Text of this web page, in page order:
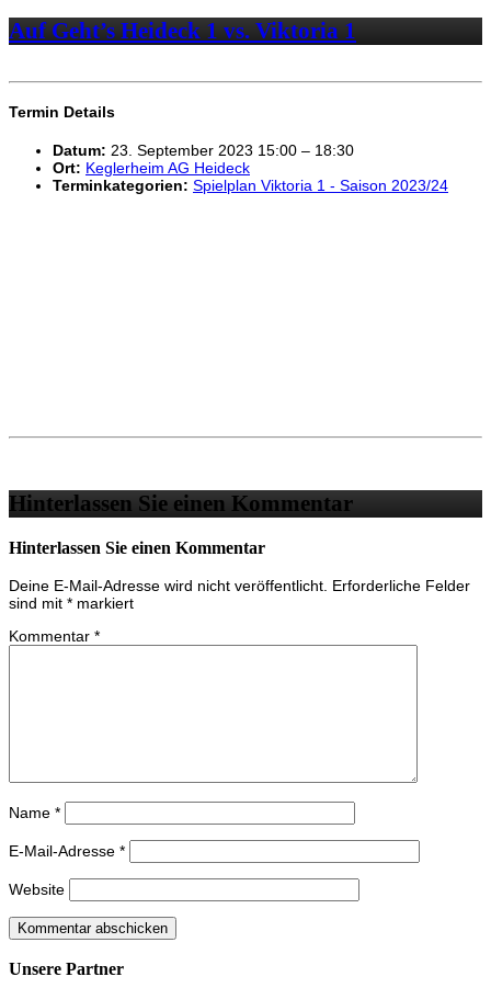
Auf Geht’s Heideck 1 vs. Viktoria 1
Termin Details
Datum: 23. September 2023 15:00 – 18:30
Ort: Keglerheim AG Heideck
Terminkategorien: Spielplan Viktoria 1 - Saison 2023/24
Hinterlassen Sie einen Kommentar
Hinterlassen Sie einen Kommentar
Deine E-Mail-Adresse wird nicht veröffentlicht. Erforderliche Felder
sind mit * markiert
Kommentar *
Name *
E-Mail-Adresse *
Website
Unsere Partner